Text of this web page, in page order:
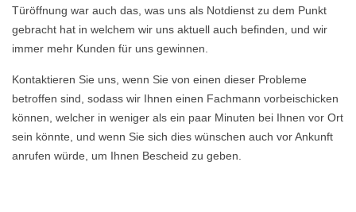
Türöffnung war auch das, was uns als Notdienst zu dem Punkt
gebracht hat in welchem wir uns aktuell auch befinden, und wir
immer mehr Kunden für uns gewinnen.
Kontaktieren Sie uns, wenn Sie von einen dieser Probleme
betroffen sind, sodass wir Ihnen einen Fachmann vorbeischicken
können, welcher in weniger als ein paar Minuten bei Ihnen vor Ort
sein könnte, und wenn Sie sich dies wünschen auch vor Ankunft
anrufen würde, um Ihnen Bescheid zu geben.